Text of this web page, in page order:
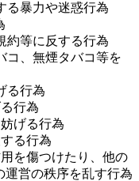
る暴力や迷惑行為
約等に反する行為
コ、無煙タバコ等を
る行為
行為
げる行為
る行為
を傷つけたり、他の
営の秩序を乱す行為